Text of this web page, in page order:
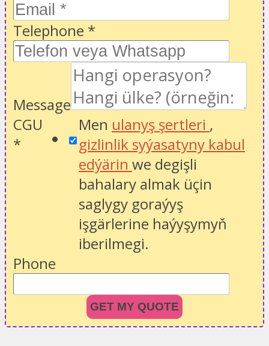
Telephone *
Message
CGU
*
Men ulanyş şertleri ,
gizlinlik syýasatyny kabul
edýärin we degişli
bahalary almak üçin
saglygy goraýyş
işgärlerine haýyşymyň
iberilmegi.
Phone
GET MY QUOTE